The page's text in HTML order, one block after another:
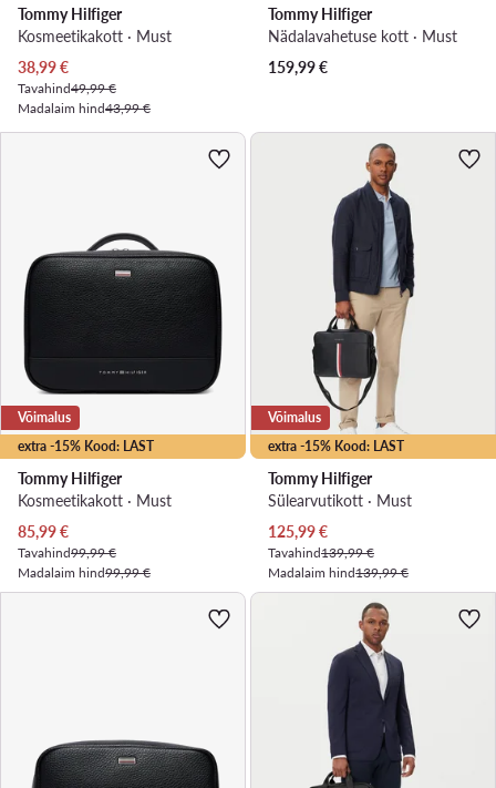
Tommy Hilfiger
Kosmeetikakott · Must
Praegune hind
38,99€
Tavahind49,99 €
Madalaim hind43,99 €
Tommy Hilfiger
Nädalavahetuse kott · Must
159,99€
extra -15% Kood: LAST
Võimalus
Tommy Hilfiger
Kosmeetikakott · Must
Praegune hind
85,99€
Tavahind99,99 €
Madalaim hind99,99 €
extra -15% Kood: LAST
Võimalus
Tommy Hilfiger
Sülearvutikott · Must
Praegune hind
125,99€
Tavahind139,99 €
Madalaim hind139,99 €